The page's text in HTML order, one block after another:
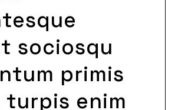
sociosqu
primis
turpis enim